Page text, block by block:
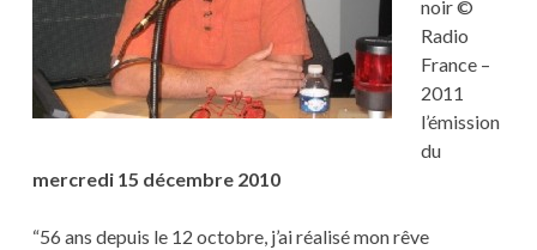
noir ©
Radio
France –
2011
l’émission
du
mercredi 15 décembre 2010
“56 ans depuis le 12 octobre, j’ai réalisé mon rêve